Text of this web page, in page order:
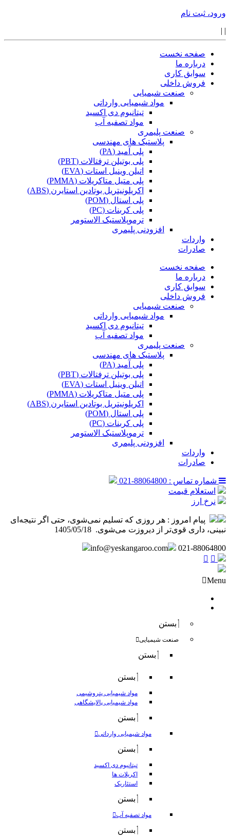
ورود، ثبت نام
|
|
صفحه نخست
درباره ما
سوابق کاری
فروش داخلی
صنعت شیمیایی
مواد شیمیایی وارداتی
تیتانیوم دی اکسید
مواد تصفیه آب
صنعت پلیمری
پلاستیک های مهندسی
پلی آمید (PA)
پلی بوتیلن ترفتالات (PBT)
اتیلن وینیل استات (EVA)
پلی متیل متاکریلات (PMMA)
اکریلونیتریل بوتادین استایرن (ABS)
پلی استال (POM)
پلی کربنات (PC)
ترموپلاستیک الاستومر
افزودنی پلیمری
واردات
صادرات
صفحه نخست
درباره ما
سوابق کاری
فروش داخلی
صنعت شیمیایی
مواد شیمیایی وارداتی
تیتانیوم دی اکسید
مواد تصفیه آب
صنعت پلیمری
پلاستیک های مهندسی
پلی آمید (PA)
پلی بوتیلن ترفتالات (PBT)
اتیلن وینیل استات (EVA)
پلی متیل متاکریلات (PMMA)
اکریلونیتریل بوتادین استایرن (ABS)
پلی استال (POM)
پلی کربنات (PC)
ترموپلاستیک الاستومر
افزودنی پلیمری
واردات
صادرات
شماره تماس : 88064800-021
استعلام قیمت
نرخ ارز
پیام امروز : هر روزی که تسلیم نمی‌شوی، حتی اگر نتیجه‌ای
نبینی، داری قوی‌تر از دیروزت می‌شوی. ️ 1405/05/18
info@yeskangaroo.com 021-88064800
Menu
بستن
صنعت شیمیایی
بستن
بستن
مواد شیمیایی پتروشیمی
مواد شیمیایی پالایشگاهی
بستن
مواد شیمیایی وارداتی
بستن
تیتانیوم دی اکسید
اکریلات ها
استئاریک
بستن
مواد تصفیه آب
بستن